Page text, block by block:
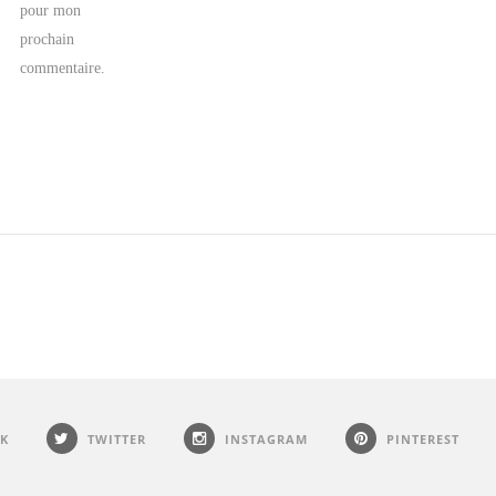
pour mon
prochain
commentaire.
TWITTER INSTAGRAM PINTEREST